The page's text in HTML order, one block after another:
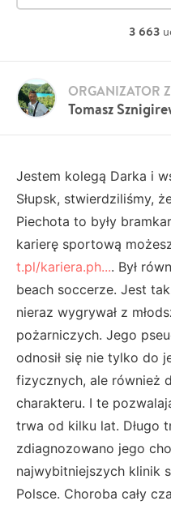
3 663
Tomasz
ORGANIZATOR
Jestem kolegą Darka i
Słupsk, stwierdziliśmy,
Piechota to były
karierę sportową
t.pl/kariera.ph.... Był
beach soccerze. Jest
nieraz wygrywał z
pożarniczych. Jego
odnosił się nie tylko do
fizycznych, ale również
charakteru. I te
trwa od kilku lat. Długo
zdiagnozowano jego
najwybitniejszych klinik
Polsce. Choroba cały